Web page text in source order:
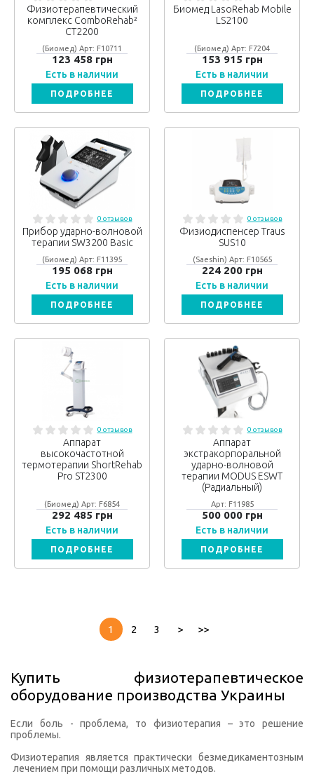
Физиотерапевтический
комплекс ComboRehab²
CT2200
(Биомед) Арт: F10711
123 458 грн
Есть в наличии
ПОДРОБНЕЕ
Биомед LasoRehab Mobile
LS2100
(Биомед) Арт: F7204
153 915 грн
Есть в наличии
ПОДРОБНЕЕ
0 отзывов
Прибор ударно-волновой
терапии SW3200 Basic
(Биомед) Арт: F11395
195 068 грн
Есть в наличии
ПОДРОБНЕЕ
0 отзывов
Физиодиспенсер Traus
SUS10
(Saeshin) Арт: F10565
224 200 грн
Есть в наличии
ПОДРОБНЕЕ
0 отзывов
Аппарат
высокочастотной
термотерапии ShortRehab
Pro ST2300
(Биомед) Арт: F6854
292 485 грн
Есть в наличии
ПОДРОБНЕЕ
0 отзывов
Аппарат
экстракорпоральной
ударно-волновой
терапии MODUS ESWT
(Радиальный)
Арт: F11985
500 000 грн
Есть в наличии
ПОДРОБНЕЕ
1 2 3 > >>
Купить физиотерапевтическое
оборудование производства Украины
Если боль - проблема, то физиотерапия – это решение
проблемы.
Физиотерапия является практически безмедикаментозным
лечением при помощи различных методов.